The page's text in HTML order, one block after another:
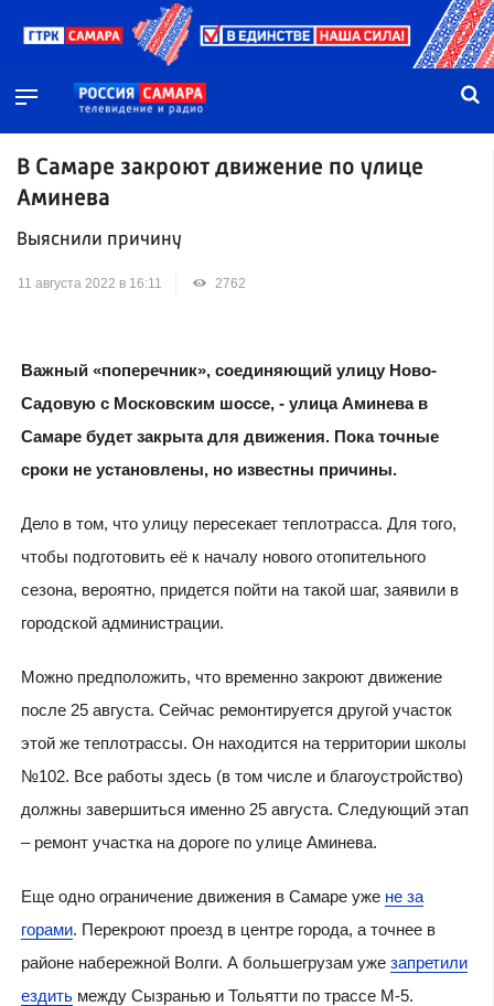
В Самаре закроют движение по улице
Аминева
Выяснили причину
11 августа 2022 в 16:11 2762
Важный «поперечник», соединяющий улицу Ново-
Садовую с Московским шоссе, - улица Аминева в
Самаре будет закрыта для движения. Пока точные
сроки не установлены, но известны причины.
Дело в том, что улицу пересекает теплотрасса. Для того,
чтобы подготовить её к началу нового отопительного
сезона, вероятно, придется пойти на такой шаг, заявили в
городской администрации.
Можно предположить, что временно закроют движение
после 25 августа. Сейчас ремонтируется другой участок
этой же теплотрассы. Он находится на территории школы
№102. Все работы здесь (в том числе и благоустройство)
должны завершиться именно 25 августа. Следующий этап
– ремонт участка на дороге по улице Аминева.
Еще одно ограничение движения в Самаре уже не за
горами. Перекроют проезд в центре города, а точнее в
районе набережной Волги. А большегрузам уже запретили
ездитьмежду Сызранью и Тольятти по трассе М-5.